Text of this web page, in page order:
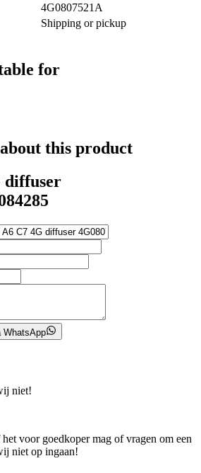
4G0807521A
Shipping or pickup
for
this product
diffuser
WhatsApp
niet!
voor goedkoper mag of vragen om een
niet op ingaan!